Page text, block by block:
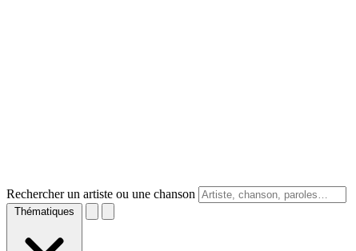
Rechercher un artiste ou une chanson
Thématiques